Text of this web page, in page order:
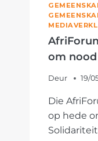
om
Deur 19/
Die
op hede